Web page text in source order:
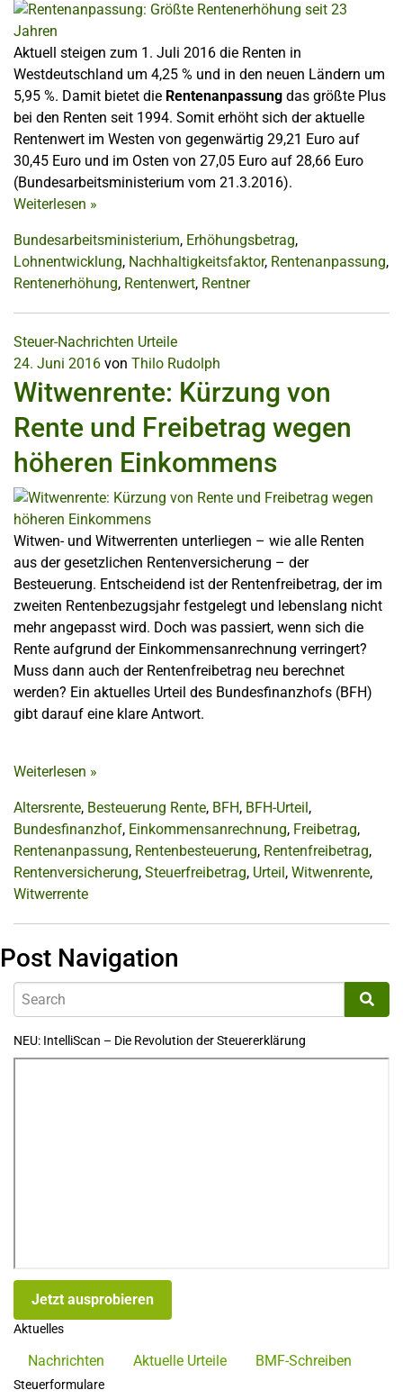
Aktuell steigen zum 1. Juli 2016 die Renten in
Westdeutschland um 4,25 % und in den neuen Ländern um
5,95 %. Damit bietet die Rentenanpassung das größte Plus
bei den Renten seit 1994. Somit erhöht sich der aktuelle
Rentenwert im Westen von gegenwärtig 29,21 Euro auf
30,45 Euro und im Osten von 27,05 Euro auf 28,66 Euro
(Bundesarbeitsministerium vom 21.3.2016).
Weiterlesen »
Bundesarbeitsministerium, Erhöhungsbetrag,
Lohnentwicklung, Nachhaltigkeitsfaktor, Rentenanpassung,
Rentenerhöhung, Rentenwert, Rentner
Steuer-Nachrichten Urteile
24. Juni 2016 von Thilo Rudolph
Witwenrente: Kürzung von
Rente und Freibetrag wegen
höheren Einkommens
Witwen- und Witwerrenten unterliegen – wie alle Renten
aus der gesetzlichen Rentenversicherung – der
Besteuerung. Entscheidend ist der Rentenfreibetrag, der im
zweiten Rentenbezugsjahr festgelegt und lebenslang nicht
mehr angepasst wird. Doch was passiert, wenn sich die
Rente aufgrund der Einkommensanrechnung verringert?
Muss dann auch der Rentenfreibetrag neu berechnet
werden? Ein aktuelles Urteil des Bundesfinanzhofs (BFH)
gibt darauf eine klare Antwort.
Weiterlesen »
Altersrente, Besteuerung Rente, BFH, BFH-Urteil,
Bundesfinanzhof, Einkommensanrechnung, Freibetrag,
Rentenanpassung, Rentenbesteuerung, Rentenfreibetrag,
Rentenversicherung, Steuerfreibetrag, Urteil, Witwenrente,
Witwerrente
Post Navigation
NEU: IntelliScan – Die Revolution der Steuererklärung
Jetzt ausprobieren
Aktuelles
Nachrichten Aktuelle Urteile BMF-Schreiben
Steuerformulare